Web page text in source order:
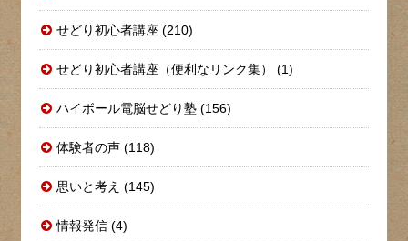
せどり初心者講座 (210)
せどり初心者講座（便利なリンク集） (1)
ハイボール電脳せどり塾 (156)
体験者の声 (118)
思いと考え (145)
情報発信 (4)